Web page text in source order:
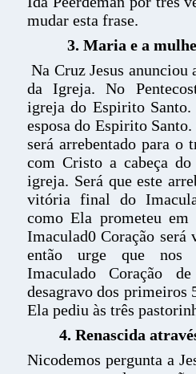
mudar esta frase.
3. Maria e a
Na Cruz Jesus
da Igreja. No
igreja do Espirito
esposa do Espirito
será arrebentado para o
com Cristo a cabeça
igreja. Será que este
vitória final do
como Ela prometeu
Imaculad0 Coração
então urge que nos
Imaculado Coração
desagravo dos primeiros
Ela pediu às três
4. Renascida
Nicodemos pergunta a